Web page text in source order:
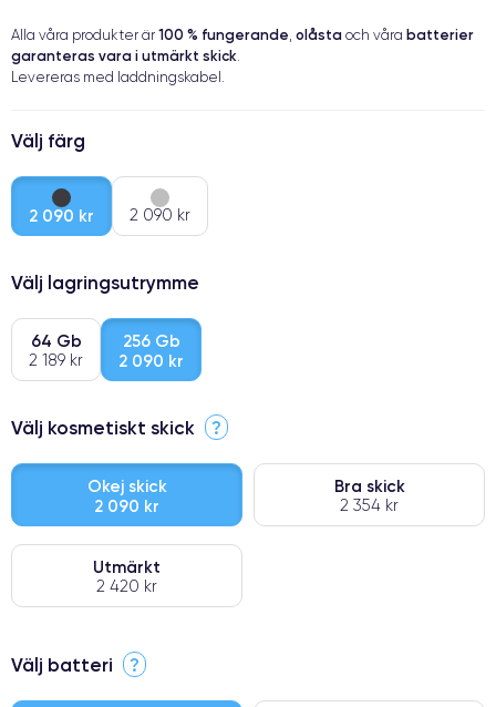
Alla våra produkter är 100 % fungerande, olåsta och våra batterier
garanteras vara i utmärkt skick.
Levereras med laddningskabel.
Välj färg
2 090 kr 2 090 kr
Välj lagringsutrymme
64 Gb
2 189 kr
256 Gb
2 090 kr
Välj kosmetiskt skick ?
Okej skick
2 090 kr
Bra skick
2 354 kr
Utmärkt
2 420 kr
⭐ Premium
Välj batteri ?